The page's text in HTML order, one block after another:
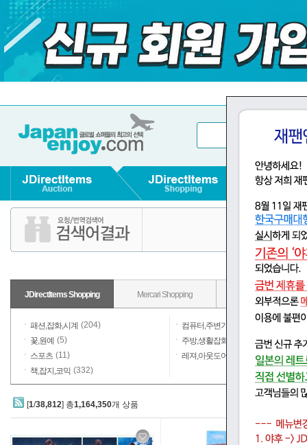
JDirectItems Shopping Mercari Shopping Rakuten Shopping
패션,잡화,시계 (204) 컴퓨터,주변기기
꽃,원예 (5) 주방,생활잡화,일용품
(69)
스포츠 (11) 레져,아웃도어
책,잡지,코믹 (332)
[1/38,812] 총1,164,350개 상품